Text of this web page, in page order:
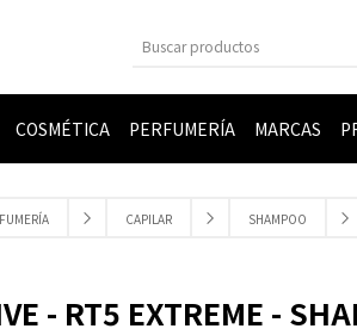
COSMÉTICA PERFUMERÍA MARCAS
CAPILAR SHAMPOO
- RT5 EXTREME -